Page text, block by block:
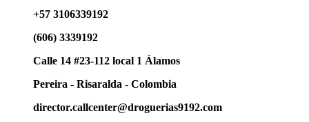
+57 3106339192
(606) 3339192
Calle 14 #23-112 local 1 Álamos
Pereira - Risaralda - Colombia
director.callcenter@droguerias9192.com